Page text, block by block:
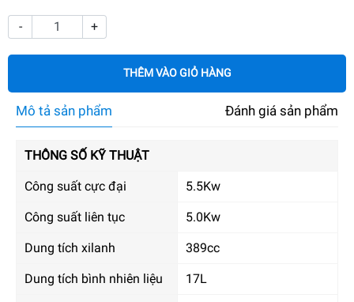
- +
THÊM VÀO GIỎ HÀNG
Mô tả sản phẩm Đánh giá sản phẩm
THÔNG SỐ KỸ THUẬT
Công suất cực đại 5.5Kw
Công suất liên tục 5.0Kw
Dung tích xilanh 389cc
Dung tích bình nhiên liệu 17L